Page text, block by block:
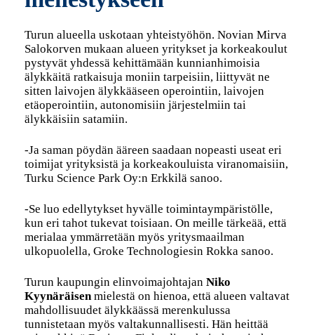
Turun alueella uskotaan yhteistyöhön. Novian Mirva
Salokorven mukaan alueen yritykset ja korkeakoulut
pystyvät yhdessä kehittämään kunnianhimoisia
älykkäitä ratkaisuja moniin tarpeisiin, liittyvät ne
sitten laivojen älykkääseen operointiin, laivojen
etäoperointiin, autonomisiin järjestelmiin tai
älykkäisiin satamiin.
-Ja saman pöydän ääreen saadaan nopeasti useat eri
toimijat yrityksistä ja korkeakouluista viranomaisiin,
Turku Science Park Oy:n Erkkilä sanoo.
-Se luo edellytykset hyvälle toimintaympäristölle,
kun eri tahot tukevat toisiaan. On meille tärkeää, että
merialaa ymmärretään myös yritysmaailman
ulkopuolella, Groke Technologiesin Rokka sanoo.
Turun kaupungin elinvoimajohtajan Niko
Kyynäräisenmielestä on hienoa, että alueen valtavat
mahdollisuudet älykkäässä merenkulussa
tunnistetaan myös valtakunnallisesti. Hän heittää